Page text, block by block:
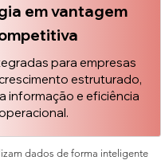
em vantagem
para empresas
estruturado,
informação e eficiência
dados de forma inteligente